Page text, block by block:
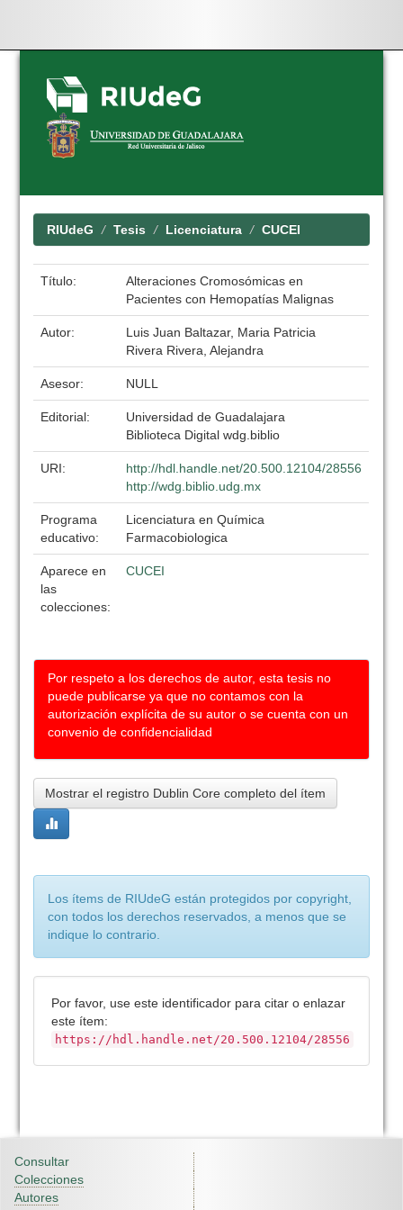
Skip
navigation
RIUdeG Tesis Licenciatura CUCEI
Título:
Alteraciones Cromosómicas en
Pacientes con Hemopatías Malignas
Autor:
Luis Juan Baltazar, Maria Patricia
Rivera Rivera, Alejandra
Asesor: NULL
Editorial:
Universidad de Guadalajara
Biblioteca Digital wdg.biblio
URI:
http://hdl.handle.net/20.500.12104/28556
http://wdg.biblio.udg.mx
Programa
educativo:
Licenciatura en Química
Farmacobiologica
Aparece en
las
colecciones:
CUCEI
Por respeto a los derechos de autor, esta tesis no
puede publicarse ya que no contamos con la
autorización explícita de su autor o se cuenta con un
convenio de confidencialidad
Mostrar el registro Dublin Core completo del ítem
Los ítems de RIUdeG están protegidos por copyright,
con todos los derechos reservados, a menos que se
indique lo contrario.
Por favor, use este identificador para citar o enlazar
este ítem:
https://hdl.handle.net/20.500.12104/28556
Consultar
Colecciones
Autores